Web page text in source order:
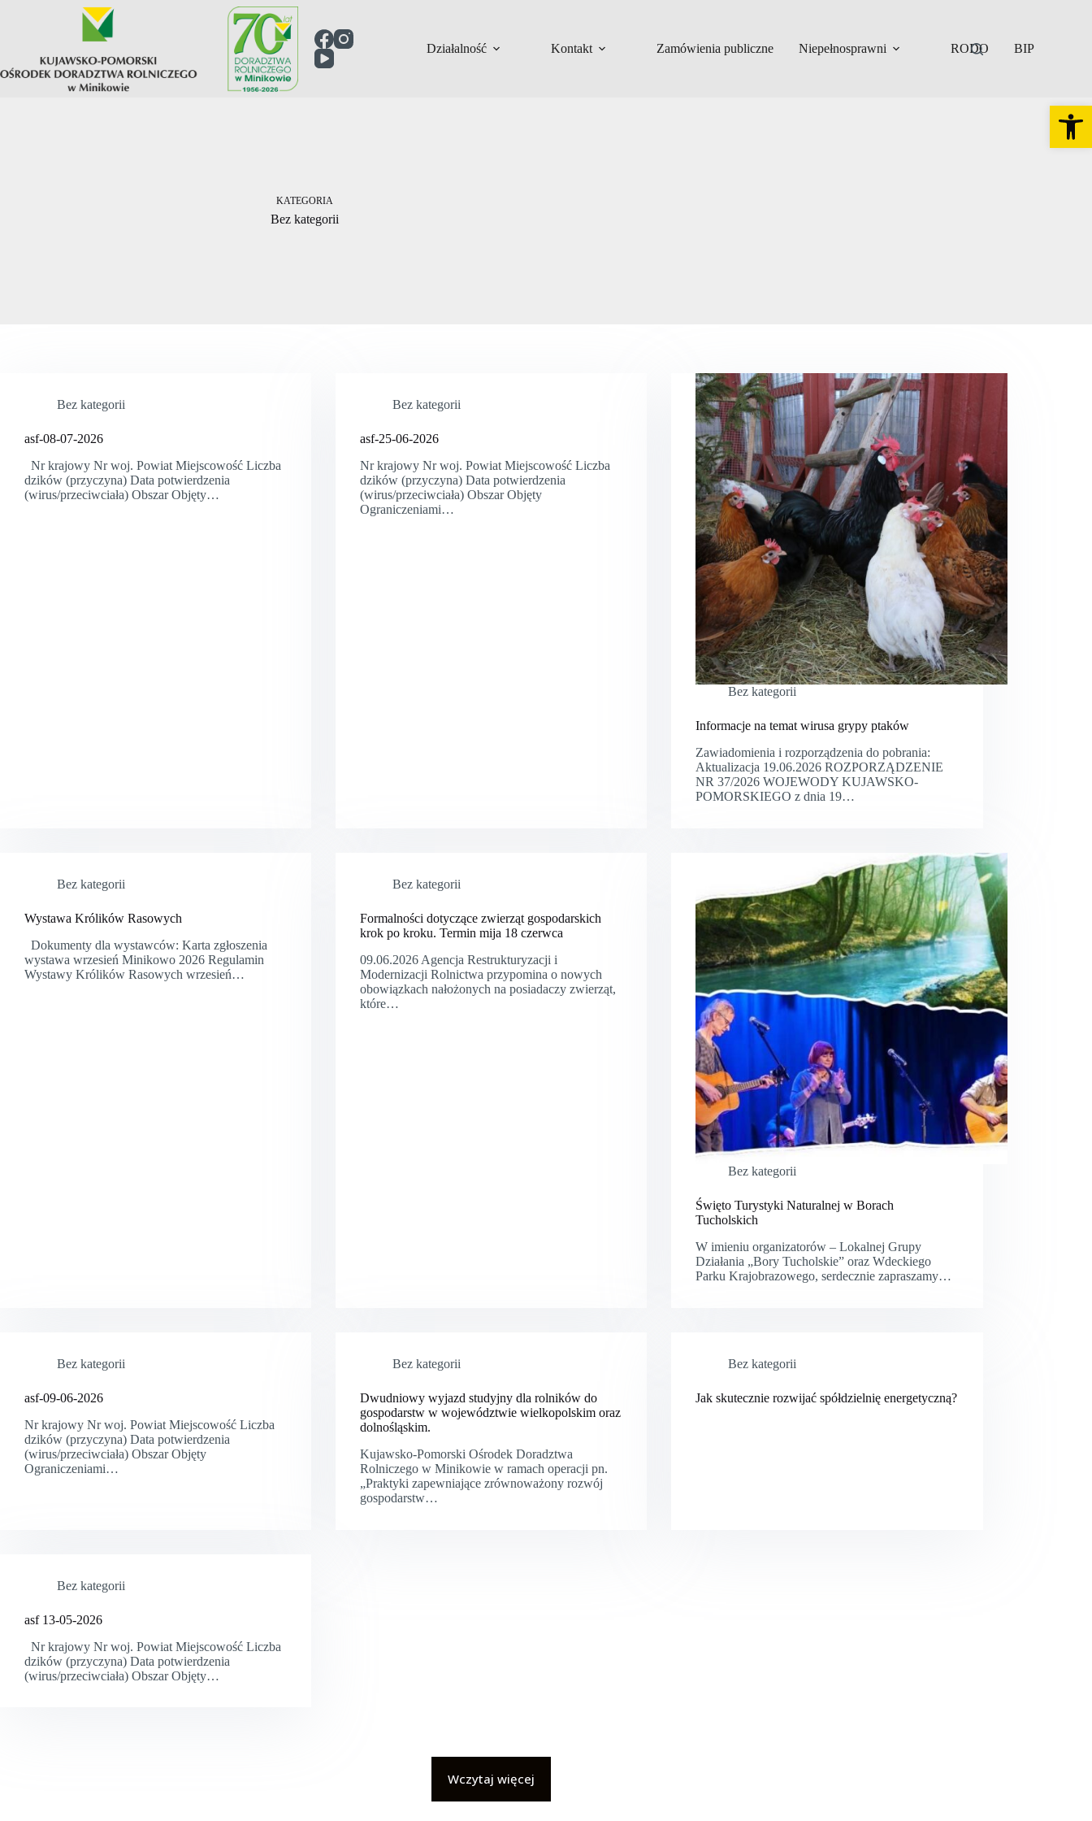
Działalność Kontakt Zamówienia publiczne Niepełnosprawni RODO BIP
KATEGORIA
Bez kategorii
Bez kategorii
asf-08-07-2026
Nr krajowy Nr woj. Powiat Miejscowość Liczba
dzików (przyczyna) Data potwierdzenia
(wirus/przeciwciała) Obszar Objęty…
Bez kategorii
asf-25-06-2026
Nr krajowy Nr woj. Powiat Miejscowość Liczba
dzików (przyczyna) Data potwierdzenia
(wirus/przeciwciała) Obszar Objęty
Ograniczeniami…
Bez kategorii
Informacje na temat wirusa grypy ptaków
Zawiadomienia i rozporządzenia do pobrania:
Aktualizacja 19.06.2026 ROZPORZĄDZENIE
NR 37/2026 WOJEWODY KUJAWSKO-
POMORSKIEGO z dnia 19…
Bez kategorii
Wystawa Królików Rasowych
Dokumenty dla wystawców: Karta zgłoszenia
wystawa wrzesień Minikowo 2026 Regulamin
Wystawy Królików Rasowych wrzesień…
Bez kategorii
Formalności dotyczące zwierząt gospodarskich
krok po kroku. Termin mija 18 czerwca
09.06.2026 Agencja Restrukturyzacji i
Modernizacji Rolnictwa przypomina o nowych
obowiązkach nałożonych na posiadaczy zwierząt,
które…
Bez kategorii
Święto Turystyki Naturalnej w Borach
Tucholskich
W imieniu organizatorów – Lokalnej Grupy
Działania „Bory Tucholskie” oraz Wdeckiego
Parku Krajobrazowego, serdecznie zapraszamy…
Bez kategorii
asf-09-06-2026
Nr krajowy Nr woj. Powiat Miejscowość Liczba
dzików (przyczyna) Data potwierdzenia
(wirus/przeciwciała) Obszar Objęty
Ograniczeniami…
Bez kategorii
Dwudniowy wyjazd studyjny dla rolników do
gospodarstw w województwie wielkopolskim oraz
dolnośląskim.
Kujawsko-Pomorski Ośrodek Doradztwa
Rolniczego w Minikowie w ramach operacji pn.
„Praktyki zapewniające zrównoważony rozwój
gospodarstw…
Bez kategorii
Jak skutecznie rozwijać spółdzielnię energetyczną?
Bez kategorii
asf 13-05-2026
Nr krajowy Nr woj. Powiat Miejscowość Liczba
dzików (przyczyna) Data potwierdzenia
(wirus/przeciwciała) Obszar Objęty…
Wczytaj więcej